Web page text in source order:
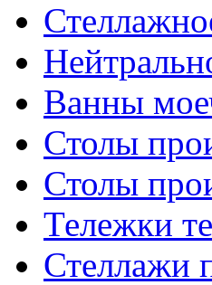
Ванны
Столы
Столы
Тележки
Стеллажи